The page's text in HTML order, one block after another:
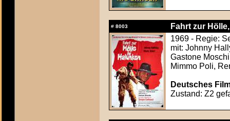
# 8003
Fahrt zur
1969 - Regie:
mit: Johnny
Gastone
Mimmo Poli,
Deutsches
Zustand: Z2